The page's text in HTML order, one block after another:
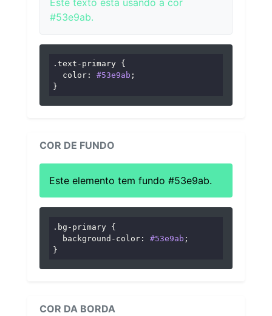
#53e9ab.
.text-primary {
color : #53e9ab ;
}
COR DE FUNDO
Este elemento tem fundo #53e9ab.
.bg-primary {
background-color : #53e9ab ;
}
COR DA BORDA